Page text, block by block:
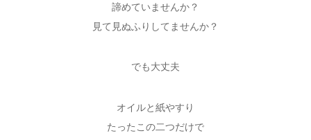
諦めていませんか？
見て見ぬふりしてませんか？
でも大丈夫
オイルと紙やすり
たったこの二つだけで